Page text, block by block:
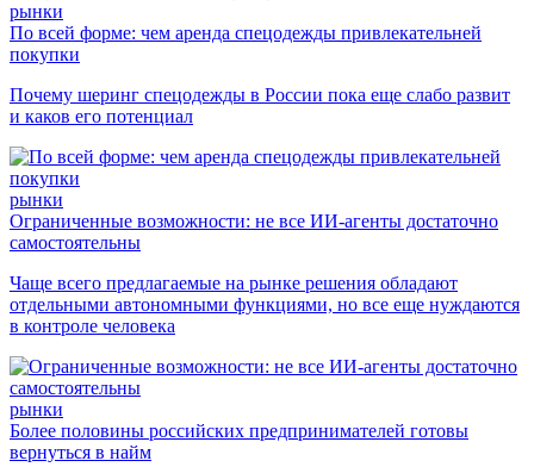
рынки
По всей форме: чем аренда спецодежды привлекательней
покупки
Почему шеринг спецодежды в России пока еще слабо развит
и каков его потенциал
рынки
Ограниченные возможности: не все ИИ-агенты достаточно
самостоятельны
Чаще всего предлагаемые на рынке решения обладают
отдельными автономными функциями, но все еще нуждаются
в контроле человека
рынки
Более половины российских предпринимателей готовы
вернуться в найм